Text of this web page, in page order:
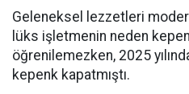
Geleneksel lezzetleri
lüks işletmenin neden
öğrenilemezken, 2025
kepenk kapatmıştı.